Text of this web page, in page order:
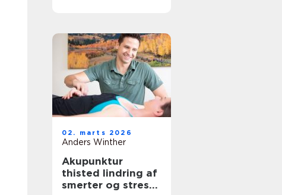
02. marts 2026
Anders Winther
Akupunktur
thisted lindring af
smerter og stress